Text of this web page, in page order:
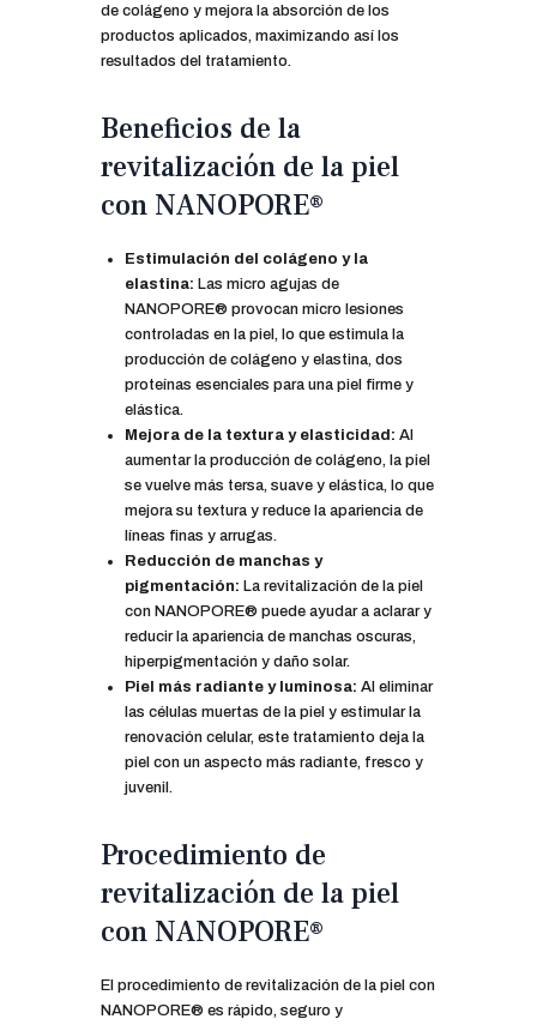
de colágeno y mejora la absorción de los
productos aplicados, maximizando así los
resultados del tratamiento.
Beneficios de la
revitalización de la piel
con NANOPORE®
Estimulación del colágeno y la
elastina: Las micro agujas de
NANOPORE® provocan micro lesiones
controladas en la piel, lo que estimula la
producción de colágeno y elastina, dos
proteínas esenciales para una piel firme y
elástica.
Mejora de la textura y elasticidad: Al
aumentar la producción de colágeno, la piel
se vuelve más tersa, suave y elástica, lo que
mejora su textura y reduce la apariencia de
líneas finas y arrugas.
Reducción de manchas y
pigmentación: La revitalización de la piel
con NANOPORE® puede ayudar a aclarar y
reducir la apariencia de manchas oscuras,
hiperpigmentación y daño solar.
Piel más radiante y luminosa: Al eliminar
las células muertas de la piel y estimular la
renovación celular, este tratamiento deja la
piel con un aspecto más radiante, fresco y
juvenil.
Procedimiento de
revitalización de la piel
con NANOPORE®
El procedimiento de revitalización de la piel con
NANOPORE® es rápido, seguro y